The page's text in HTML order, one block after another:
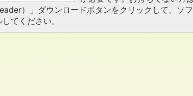
）」ダウンロードボタンをクリックして、ソ
してください。